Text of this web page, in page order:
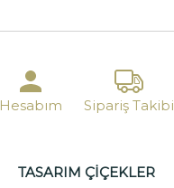
Hesabım Sipariş Takibi
TASARIM ÇİÇEKLER